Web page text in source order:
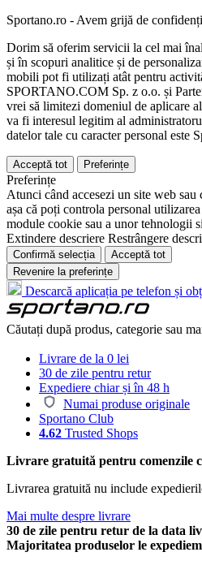
Sportano.ro - Avem grijă de
Dorim să oferim servicii la cel mai
și în scopuri analitice și de
mobili pot fi utilizați atât pentru
SPORTANO.COM Sp. z o.o. și
vrei să limitezi domeniul de aplicare
va fi interesul legitim al
datelor tale cu caracter personal este
Acceptă tot Preferințe
Preferințe
Atunci când accesezi un site web
așa că poți controla personal
module cookie sau a unor tehnologii
Extindere descriere Restrângere
Confirmă selecția
Acceptă tot
Revenire la preferințe
Descarcă aplicația pe telefon și
Căutați după produs, categorie sau
Livrare de la 0 lei
30 de zile pentru retur
Expediere chiar și în 48 h
Numai produse originale
Sportano Club
4.62 Trusted Shops
Livrare gratuită pentru comenzile
Livrarea gratuită nu include
Mai multe despre livrare
30 de zile pentru retur de la data
Majoritatea produselor le